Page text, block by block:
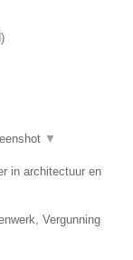
)
▼
in architectuur en
Vergunning